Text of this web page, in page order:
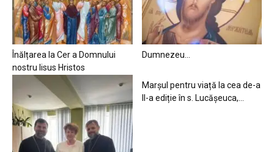
Înălțarea la Cer a Domnului
nostru Iisus Hristos
Dumnezeu…
Marșul pentru viață la cea de-a
II-a ediție în s. Lucășeuca,...